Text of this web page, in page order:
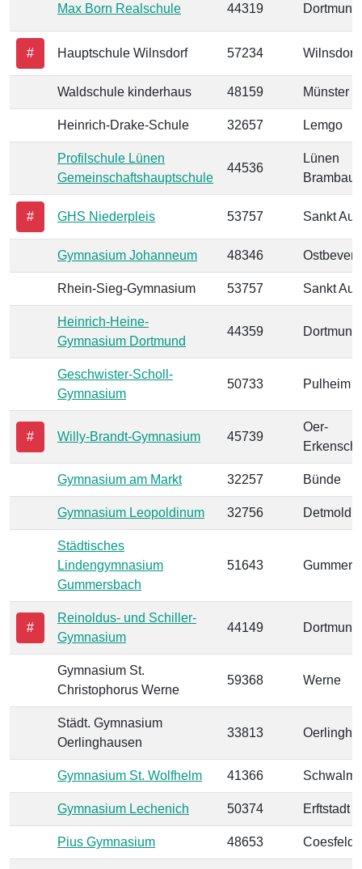
Max Born Realschule 44319 Dortmund
# Hauptschule Wilnsdorf 57234 Wilnsdorf
Waldschule kinderhaus 48159 Münster
Heinrich-Drake-Schule 32657 Lemgo
Profilschule Lünen
Gemeinschaftshauptschule
44536
Lünen
# GHS Niederpleis 53757 Sankt
Gymnasium Johanneum 48346 Ostbevern
Rhein-Sieg-Gymnasium 53757 Sankt
Heinrich-Heine-
Gymnasium Dortmund
44359 Dortmund
Geschwister-Scholl-
Gymnasium
50733 Pulheim
# Willy-Brandt-Gymnasium 45739
Oer-
Gymnasium am Markt 32257 Bünde
Gymnasium Leopoldinum 32756 Detmold
Städtisches
Lindengymnasium
Gummersbach
51643
#
Reinoldus- und Schiller-
Gymnasium
44149 Dortmund
Gymnasium St.
Christophorus Werne
59368 Werne
Städt. Gymnasium
Oerlinghausen
33813
Gymnasium St. Wolfhelm 41366
Gymnasium Lechenich 50374 Erftstadt
Pius Gymnasium 48653 Coesfeld